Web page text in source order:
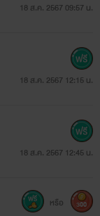
18 ส.ค. 2567 09:57 น.
18 ส.ค. 2567 12:15 น.
18 ส.ค. 2567 12:45 น.
หรือ 300